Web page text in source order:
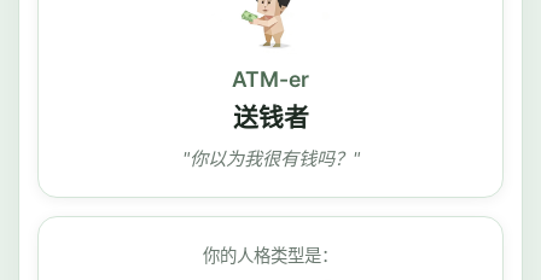
ATM-er
送钱者
"你以为我很有钱吗？"
你的人格类型是：